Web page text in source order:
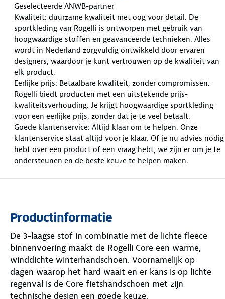
Geselecteerde ANWB-partner
Kwaliteit: duurzame kwaliteit met oog voor detail. De
sportkleding van Rogelli is ontworpen met gebruik van
hoogwaardige stoffen en geavanceerde technieken. Alles
wordt in Nederland zorgvuldig ontwikkeld door ervaren
designers, waardoor je kunt vertrouwen op de kwaliteit van
elk product.
Eerlijke prijs: Betaalbare kwaliteit, zonder compromissen.
Rogelli biedt producten met een uitstekende prijs-
kwaliteitsverhouding. Je krijgt hoogwaardige sportkleding
voor een eerlijke prijs, zonder dat je te veel betaalt.
Goede klantenservice: Altijd klaar om te helpen. Onze
klantenservice staat altijd voor je klaar. Of je nu advies nodig
hebt over een product of een vraag hebt, we zijn er om je te
ondersteunen en de beste keuze te helpen maken.
Productinformatie
De 3-laagse stof in combinatie met de lichte fleece
binnenvoering maakt de Rogelli Core een warme,
winddichte winterhandschoen. Voornamelijk op
dagen waarop het hard waait en er kans is op lichte
regenval is de Core fietshandschoen met zijn
technische design een goede keuze.